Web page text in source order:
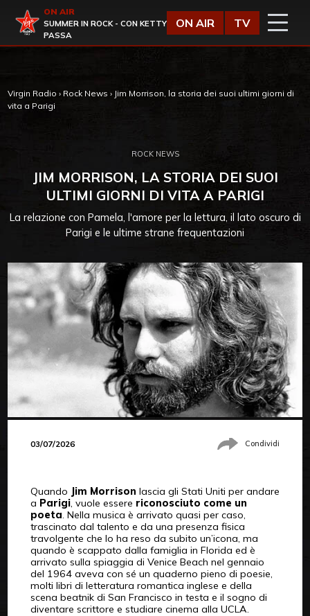
Virgin Radio
ON AIR
SUMMER IN ROCK - CON KETTY
PASSA
ON AIR TV
Virgin Radio › Rock News › Jim Morrison, la storia dei suoi ultimi giorni di
vita a Parigi
ROCK NEWS
JIM MORRISON, LA STORIA DEI SUOI
ULTIMI GIORNI DI VITA A PARIGI
La relazione con Pamela, l'amore per la lettura, il lato oscuro di
Parigi e le ultime strane frequentazioni
03/07/2026 Condividi
Quando Jim Morrison lascia gli Stati Uniti per andare
a Parigi, vuole essere riconosciuto come un
poeta . Nella musica è arrivato quasi per caso,
trascinato dal talento e da una presenza fisica
travolgente che lo ha reso da subito un’icona, ma
quando è scappato dalla famiglia in Florida ed è
arrivato sulla spiaggia di Venice Beach nel gennaio
del 1964 aveva con sé un quaderno pieno di poesie,
molti libri di letteratura romantica inglese e della
scena beatnik di San Francisco in testa e il sogno di
diventare scrittore e studiare cinema alla UCLA.